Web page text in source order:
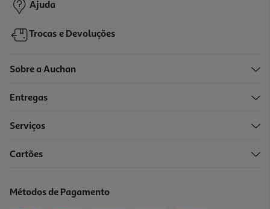
-10%
12,20 € PVP de editor
Ajuda
Trocas e Devoluções
Sobre a Auchan
Entregas
Serviços
Cartões
Métodos de Pagamento